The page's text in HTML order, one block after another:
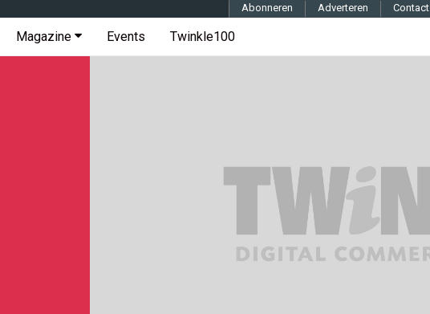
Magazine Events Twinkle100
Abonneren Adverteren Contact